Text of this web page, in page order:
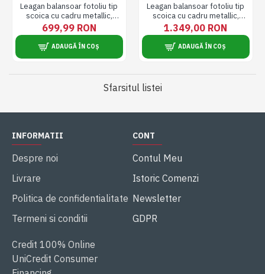
Leagan balansoar fotoliu tip
scoica cu cadru metallic,
design modern, pentru
interior si exterior, ideal
pentru relaxare, perne cu
699,99 RON
ADAUGĂ ÎN COȘ
Leagan balansoar fotoliu tip
scoica cu cadru metallic,
pentru 2 persoane, design
modern, pentru interior si
exterior, ideal pentru relaxare
1.349,00 RON
ADAUGĂ ÎN COȘ
Sfarsitul listei
INFORMATII
Despre noi
Livrare
Politica de confidentialitate
Termeni si conditii
Credit 100% Online
UniCredit Consumer
CONT
Contul Meu
Istoric Comenzi
Newsletter
GDPR